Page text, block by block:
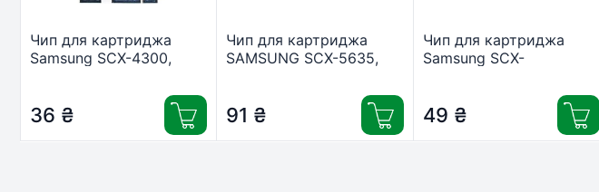
Чип для картриджа
Samsung SCX-4300,
(CHIP-SAM-4300-E)
36 ₴
Чип для картриджа
SAMSUNG SCX-5635,
D208L Everprint (CHIP-
SAM-5635-10K)
91 ₴
Чип для картриджа
Samsung SCX-
2.5K MLT-D117L Everprint
(CHIP-SAM-SCX4650F-
49 ₴